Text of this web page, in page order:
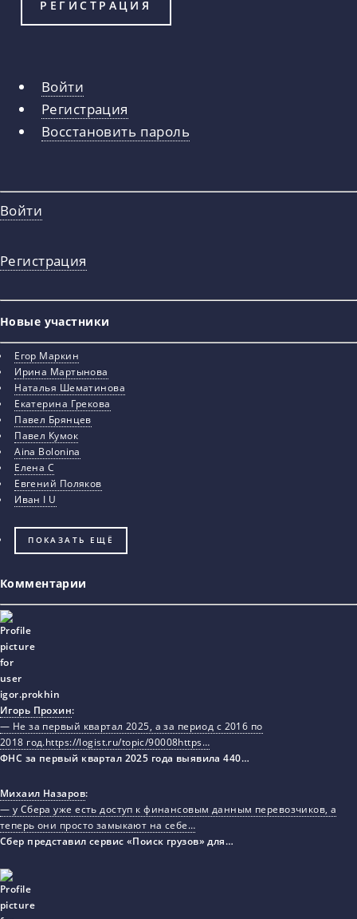
Главные
вкладки
Войти
Регистрация
Восстановить пароль
Войти
Регистрация
Новые участники
Егор Маркин
Ирина Мартынова
Наталья Шематинова
Екатерина Грекова
Павел Брянцев
Павел Кумок
Aina Bolonina
Елена С
Евгений Поляков
Иван I U
ПОКАЗАТЬ ЕЩЁ
Комментарии
Игорь Прохин:
— Не за первый квартал 2025, а за период с 2016 по
2018 год.https://logist.ru/topic/90008https…
ФНС за первый квартал 2025 года выявила 440…
Михаил Назаров:
— у Сбера уже есть доступ к финансовым данным перевозчиков, а
теперь они просто замыкают на себе…
Сбер представил сервис «Поиск грузов» для…